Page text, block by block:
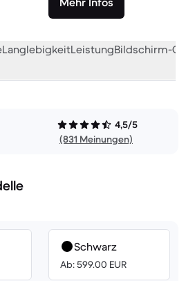
LanglebigkeitLeistungBildschirm-
4,5/5
(831 Meinungen)
Schwarz
Ab: 599.00 EUR